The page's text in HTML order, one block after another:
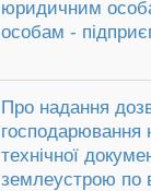
юридичним
особам -
Про надання
господарювання
технічної
землеустрою по